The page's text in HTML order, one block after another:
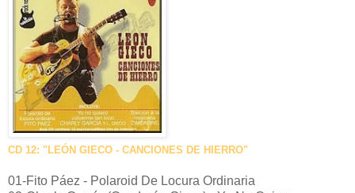
CD 12: "LEÓN GIECO - CANCIONES DE HIERRO"
01-Fito Páez - Polaroid De Locura Ordinaria